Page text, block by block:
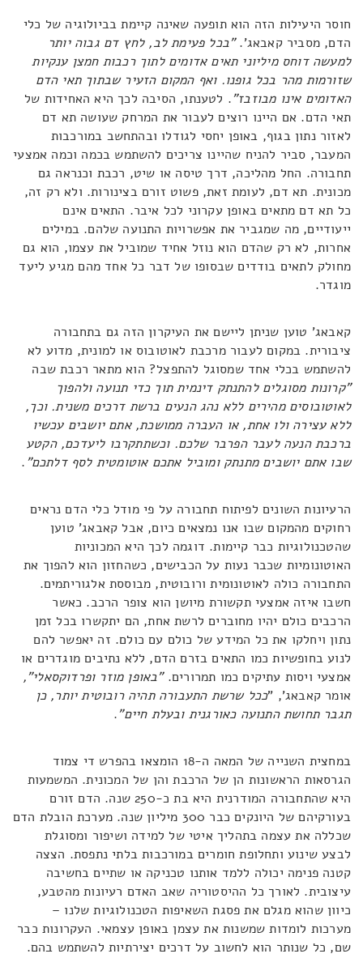
חוסר היעילות הזה הוא תופעה שאינה קיימת בביולוגיה של כלי
הדם, מסביר קאבאג'."בכל פעימת לב, לחץ דם גבוה יותר
למעשה דוחס מיליוני תאים אדומים לתוך רכבות חמצן ענקיות
שזורמות מהר בכל גופנו. ואף המקום הזעיר שבתוך תאי הדם
האדומים אינו מבוזבז". לטענתו, הסיבה לכך היא האחידות של
תאי הדם. אם היינו רוצים לעבור את המרחק שעושה תא דם
לאזור נתון בגוף, באופן יחסי לגודלו ובהתחשב במורכבות
המעבר, סביר להניח שהיינו צריכים להשתמש בכמה וכמה אמצעי
תחבורה. החל מהליכה, דרך טיסה או שיט, רכבת וכנראה גם
מכונית. תא דם, לעומת זאת, פשוט זורם בצינורות. ולא רק זה,
כל תא דם מתאים באופן עקרוני לכל איבר. התאים אינם
ייעודיים, מה שמגביר את אפשרויות התנועה שלהם. במילים
אחרות, לא רק שהדם הוא נוזל אחיד שמוביל את עצמו, הוא גם
מחולק לתאים בודדים שבסופו של דבר כל אחד מהם מגיע ליעד
מוגדר.
קאבאג' טוען שניתן ליישם את העיקרון הזה גם בתחבורה
ציבורית. במקום לעבור מרכבת לאוטובוס או למונית, מדוע לא
להשתמש בכלי אחד שמסוגל להתפצל? הוא מתאר רכבת שבה
"קרונות מסוגלים להתנתק דינמית תוך כדי תנועה ולהפוך
לאוטובוסים מהירים ללא נהג הנעים ברשת דרכים משנית. וכך,
ללא עצירה ולו אחת, או העברה ממושכת, אתם יושבים עכשיו
ברכבת הנעה לעבר הפרבר שלכם. וכשתתקרבו ליעדכם, הקטע
שבו אתם יושבים מתנתק ומוביל אתכם אוטומטית לסף דלתכם".
הרעיונות השונים לפיתוח תחבורה על פי מודל כלי הדם נראים
רחוקים מהמקום שבו אנו נמצאים כיום, אבל קאבאג' טוען
שהטכנולוגיות כבר קיימות. דוגמה לכך היא המכוניות
האוטונומיות שכבר נעות על הכבישים, כשהחזון הוא להפוך את
התחבורה כולה לאוטונומית ורובוטית, מבוססת אלגוריתמים.
חשבו איזה אמצעי תקשורת מיושן הוא צופר הרכב. כאשר
הרכבים כולם יהיו מחוברים לרשת אחת, הם יתקשרו בכל זמן
נתון ויחלקו את כל המידע של כולם עם כולם. זה יאפשר להם
לנוע בחופשיות כמו התאים בזרם הדם, ללא נתיבים מוגדרים או
אמצעי ויסות עתיקים כמו תמרורים."באופן מוזר ופרדוקסאלי",
אומר קאבאג', "ככל שרשת התעבורה תהיה רובוטית יותר, כן
תגבר תחושת התנועה כאורגנית ובעלת חיים".
במחצית השנייה של המאה ה-18 הומצאו בהפרש די צמוד
הגרסאות הראשונות הן של הרכבת והן של המכונית. המשמעות
היא שהתחבורה המודרנית היא בת כ-250 שנה. הדם זורם
בעורקיהם של היונקים כבר 300 מיליון שנה. מערכת הובלת הדם
שכללה את עצמה בתהליך איטי של למידה ושיפור ומסוגלת
לבצע שינוע ותחלופת חומרים במורכבות בלתי נתפסת. הצצה
קטנה פנימה יכולה ללמד אותנו טכניקה או שתיים בחשיבה
עיצובית. לאורך כל ההיסטוריה שאב האדם רעיונות מהטבע,
כיוון שהוא מגלם את פסגת השאיפות הטכנולוגיות שלנו –
מערכות לומדות שמשנות את עצמן באופן עצמאי. העקרונות כבר
שם, כל שנותר הוא לחשוב על דרכים יצירתיות להשתמש בהם.